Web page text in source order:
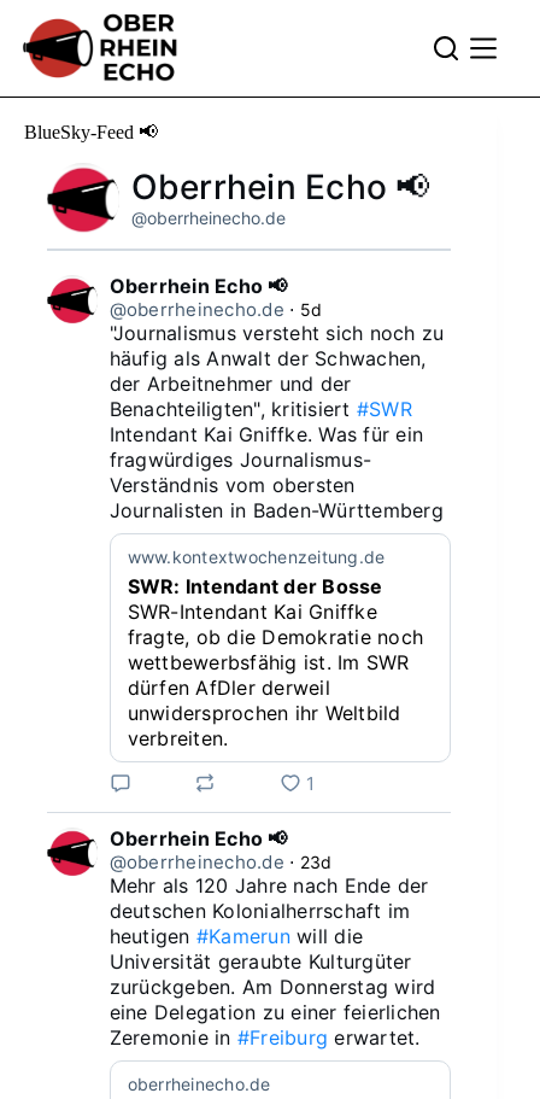
Inhalt
springen
BlueSky-Feed 📢
Oberrhein Echo 📢
@oberrheinecho.de
Oberrhein Echo 📢
@oberrheinecho.de ⋅ 5d
"Journalismus versteht sich noch zu
häufig als Anwalt der Schwachen,
der Arbeitnehmer und der
Benachteiligten", kritisiert #SWR
Intendant Kai Gniffke. Was für ein
fragwürdiges Journalismus-
Verständnis vom obersten
Journalisten in Baden-Württemberg
www.kontextwochenzeitung.de
SWR: Intendant der Bosse
SWR-Intendant Kai Gniffke
fragte, ob die Demokratie noch
wettbewerbsfähig ist. Im SWR
dürfen AfDler derweil
unwidersprochen ihr Weltbild
verbreiten.
1
Oberrhein Echo 📢
@oberrheinecho.de ⋅ 23d
Mehr als 120 Jahre nach Ende der
deutschen Kolonialherrschaft im
heutigen #Kamerun will die
Universität geraubte Kulturgüter
zurückgeben. Am Donnerstag wird
eine Delegation zu einer feierlichen
Zeremonie in #Freiburg erwartet.
oberrheinecho.de